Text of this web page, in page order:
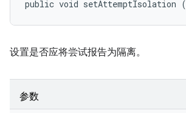
public void setAttemptIsolation (
设置是否应将尝试报告为隔离。
参数